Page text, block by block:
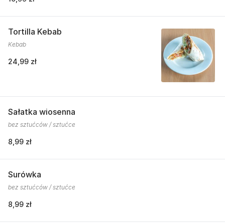
Tortilla Kebab
Kebab
24,99 zł
Sałatka wiosenna
bez sztućców / sztućce
8,99 zł
Surówka
bez sztućców / sztućce
8,99 zł